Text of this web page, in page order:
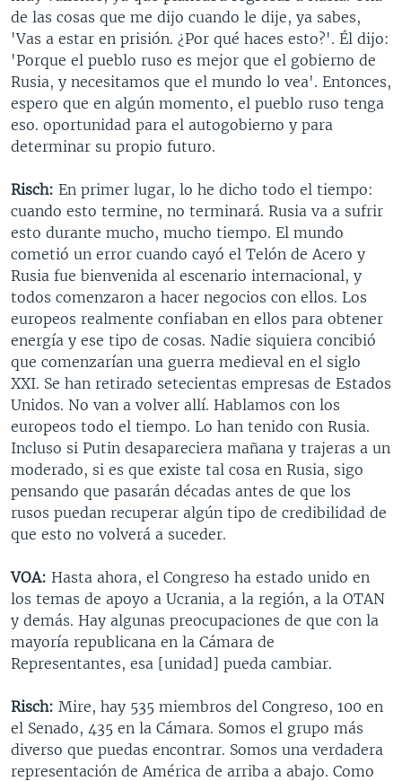
de las cosas que me dijo cuando le dije, ya sabes,
'Vas a estar en prisión. ¿Por qué haces esto?'. Él dijo:
'Porque el pueblo ruso es mejor que el gobierno de
Rusia, y necesitamos que el mundo lo vea'. Entonces,
espero que en algún momento, el pueblo ruso tenga
eso. oportunidad para el autogobierno y para
determinar su propio futuro.
Risch: En primer lugar, lo he dicho todo el tiempo:
cuando esto termine, no terminará. Rusia va a sufrir
esto durante mucho, mucho tiempo. El mundo
cometió un error cuando cayó el Telón de Acero y
Rusia fue bienvenida al escenario internacional, y
todos comenzaron a hacer negocios con ellos. Los
europeos realmente confiaban en ellos para obtener
energía y ese tipo de cosas. Nadie siquiera concibió
que comenzarían una guerra medieval en el siglo
XXI. Se han retirado setecientas empresas de Estados
Unidos. No van a volver allí. Hablamos con los
europeos todo el tiempo. Lo han tenido con Rusia.
Incluso si Putin desapareciera mañana y trajeras a un
moderado, si es que existe tal cosa en Rusia, sigo
pensando que pasarán décadas antes de que los
rusos puedan recuperar algún tipo de credibilidad de
que esto no volverá a suceder.
VOA: Hasta ahora, el Congreso ha estado unido en
los temas de apoyo a Ucrania, a la región, a la OTAN
y demás. Hay algunas preocupaciones de que con la
mayoría republicana en la Cámara de
Representantes, esa [unidad] pueda cambiar.
Risch: Mire, hay 535 miembros del Congreso, 100 en
el Senado, 435 en la Cámara. Somos el grupo más
diverso que puedas encontrar. Somos una verdadera
representación de América de arriba a abajo. Como